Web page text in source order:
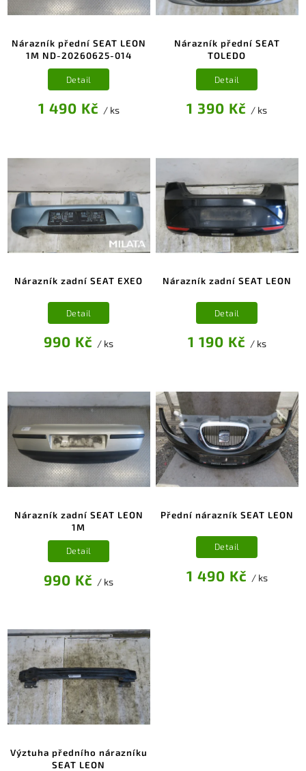
Nárazník přední SEAT LEON
1M ND-20260625-014
1 490 Kč / ks
Detail
Nárazník přední SEAT
TOLEDO
1 390 Kč / ks
Detail
Nárazník zadní SEAT EXEO
990 Kč / ks
Detail
Nárazník zadní SEAT LEON
1 190 Kč / ks
Detail
Nárazník zadní SEAT LEON
1M
990 Kč / ks
Detail
Přední nárazník SEAT LEON
1 490 Kč / ks
Detail
Výztuha předního nárazníku
SEAT LEON